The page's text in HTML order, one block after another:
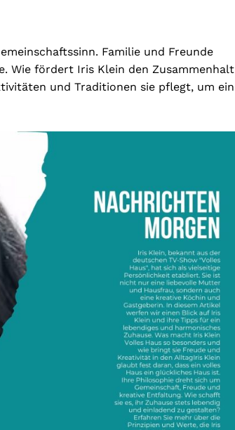
Familie und Freunde
Wie fördert Iris Klein den Zusammenhalt
und Traditionen sie pflegt, um ein